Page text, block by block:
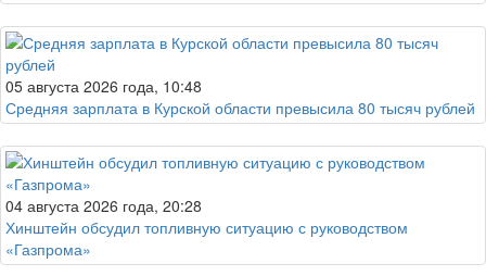
05 августа 2026 года, 10:48
Средняя зарплата в Курской области превысила 80 тысяч рублей
04 августа 2026 года, 20:28
Хинштейн обсудил топливную ситуацию с руководством
«Газпрома»